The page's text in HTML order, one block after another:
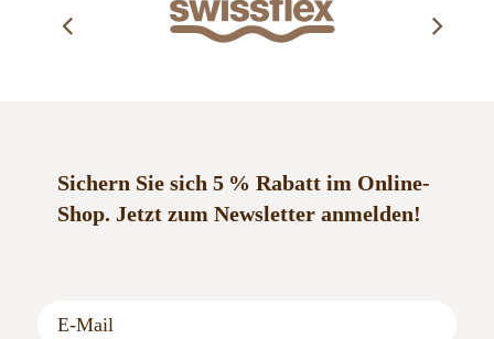
Sichern Sie sich 5 % Rabatt im Online-
Shop. Jetzt zum Newsletter anmelden!